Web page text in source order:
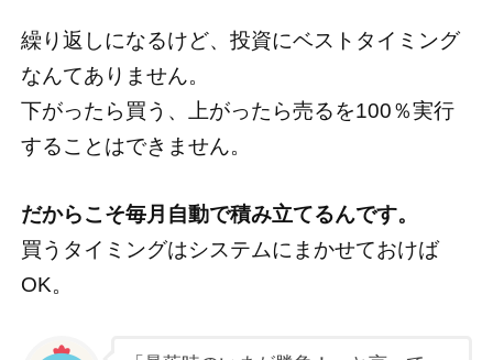
繰り返しになるけど、投資にベストタイミング
なんてありません。
下がったら買う、上がったら売るを100％実行
することはできません。
だからこそ毎月自動で積み立てるんです。
買うタイミングはシステムにまかせておけば
OK。